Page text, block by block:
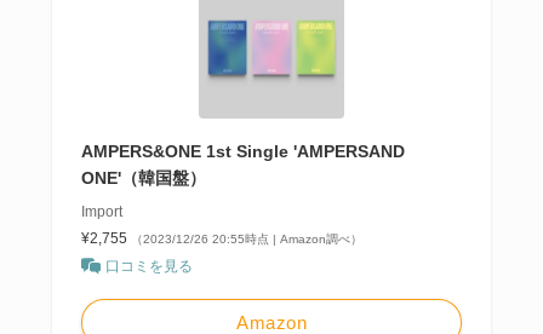
AMPERS&ONE 1st Single 'AMPERSAND
ONE'（韓国盤）
Import
¥2,755
（2023/12/26 20:55時点 | Amazon調べ）
口コミを見る
Amazon